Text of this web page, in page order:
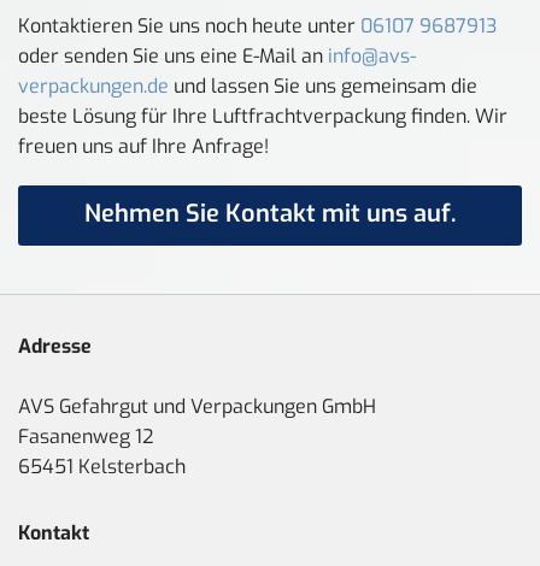
Kontaktieren Sie uns noch heute unter 06107 9687913
oder senden Sie uns eine E-Mail an info@avs-
verpackungen.de und lassen Sie uns gemeinsam die
beste Lösung für Ihre Luftfrachtverpackung finden. Wir
freuen uns auf Ihre Anfrage!
Nehmen Sie Kontakt mit uns auf.
Adresse
AVS Gefahrgut und Verpackungen GmbH
Fasanenweg 12
65451 Kelsterbach
Kontakt